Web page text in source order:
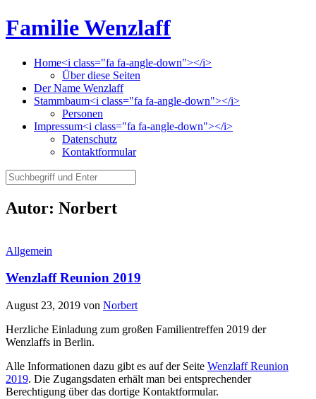
Familie Wenzlaff
Home<i class="fa fa-angle-down"></i>
Über diese Seiten
Der Name Wenzlaff
Stammbaum<i class="fa fa-angle-down"></i>
Personen
Impressum<i class="fa fa-angle-down"></i>
Datenschutz
Kontaktformular
Autor: Norbert
Allgemein
Wenzlaff Reunion 2019
August 23, 2019 von Norbert
Herzliche Einladung zum großen Familientreffen 2019 der
Wenzlaffs in Berlin.
Alle Informationen dazu gibt es auf der Seite Wenzlaff Reunion
2019. Die Zugangsdaten erhält man bei entsprechender
Berechtigung über das dortige Kontaktformular.